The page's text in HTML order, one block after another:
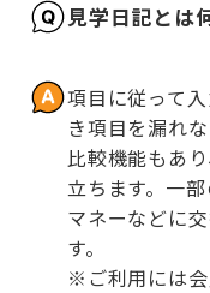
見学日記とは
項目に従って
き項目を漏れ
比較機能もあ
立ちます。一
マネーなどに
す。
※ご利用には